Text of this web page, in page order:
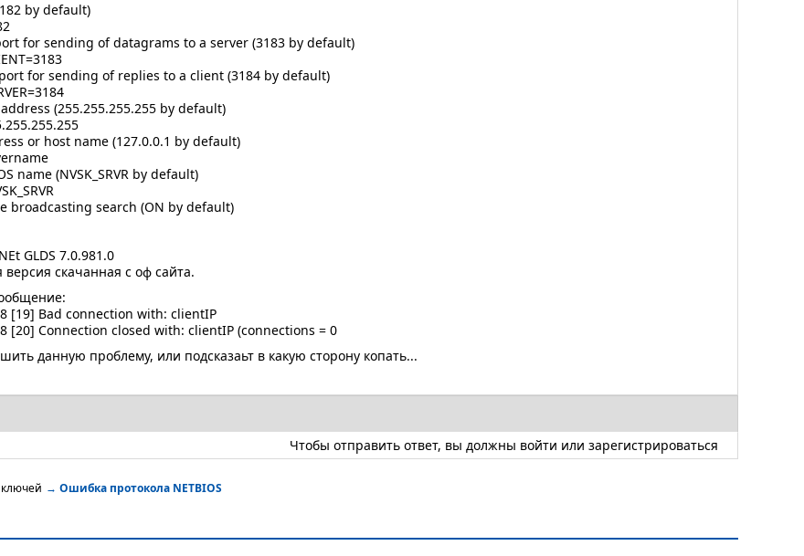
by default)
for sending of datagrams to a server (3183 by default)
for sending of replies to a client (3184 by default)
(255.255.255.255 by default)
or host name (127.0.0.1 by default)
name (NVSK_SRVR by default)
broadcasting search (ON by default)
GLDS 7.0.981.0
версия скачанная с оф сайта.
[19] Bad connection with: clientIP
[20] Connection closed with: clientIP (connections = 0
данную проблему, или подсказаьт в какую сторону копать...
Чтобы отправить ответ, вы должны войти или зарегистрироваться
→ Ошибка протокола NETBIOS